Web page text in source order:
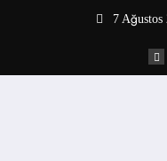
7 Ağustos